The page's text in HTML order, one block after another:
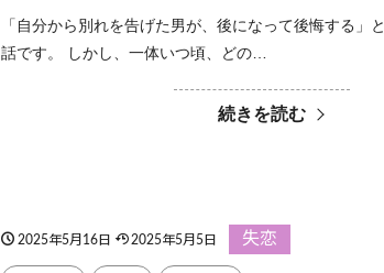
「自分から別れを告げた男が、後になって後悔する」
話です。 しかし、一体いつ頃、どの…
続きを読む
2025年5月16日 2025年5月5日 失恋